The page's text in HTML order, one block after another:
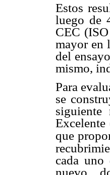
Estos
luego de
CEC
mayor en
del
mismo,
Para
se
Excelente
que
cada uno
nuevo,